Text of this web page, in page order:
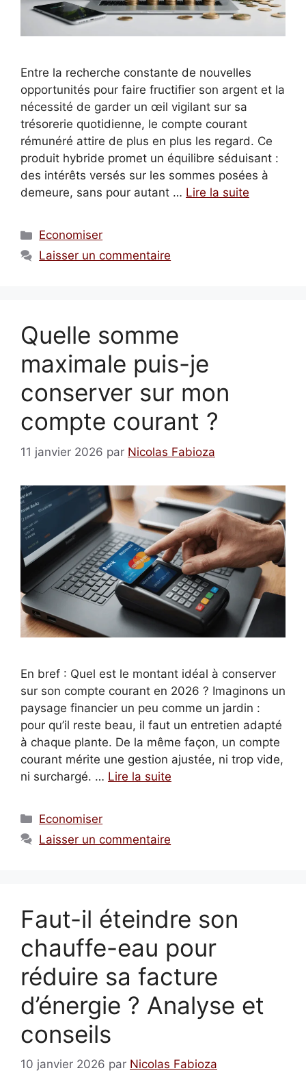
Entre la recherche constante de nouvelles
opportunités pour faire fructifier son argent et la
nécessité de garder un œil vigilant sur sa
trésorerie quotidienne, le compte courant
rémunéré attire de plus en plus les regard. Ce
produit hybride promet un équilibre séduisant :
des intérêts versés sur les sommes posées à
demeure, sans pour autant … Lire la suite
Catégories
Economiser
Laisser un commentaire
Quelle somme
maximale puis-je
conserver sur mon
compte courant ?
11 janvier 2026 par Nicolas Fabioza
En bref : Quel est le montant idéal à conserver
sur son compte courant en 2026 ? Imaginons un
paysage financier un peu comme un jardin :
pour qu’il reste beau, il faut un entretien adapté
à chaque plante. De la même façon, un compte
courant mérite une gestion ajustée, ni trop vide,
ni surchargé. … Lire la suite
Catégories
Economiser
Laisser un commentaire
Faut-il éteindre son
chauffe-eau pour
réduire sa facture
d’énergie ? Analyse et
conseils
10 janvier 2026 par Nicolas Fabioza